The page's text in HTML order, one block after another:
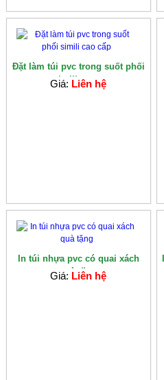
Đặt làm túi pvc trong suốt phối
simili cao...
Giá: Liên hệ
In túi nhựa pvc có quai xách
quà tặng
Giá: Liên hệ